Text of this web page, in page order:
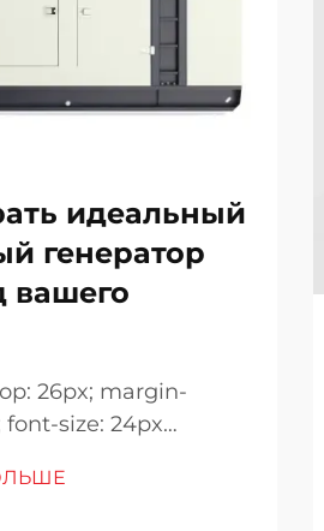
идеальный
генератор
вашего
26px; margin-
font-size: 24px
} h3 { margin-top: